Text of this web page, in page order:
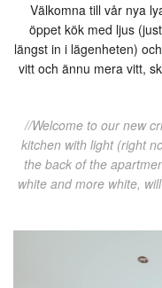
Välkomna till vår nya
öppet kök med ljus
längst in i lägenheten)
vitt och ännu mera vitt,
//Welcome to our new
kitchen with light (right
the back of the
white and more white,